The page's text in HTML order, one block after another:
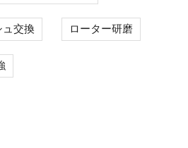
ュ交換 ローター研磨